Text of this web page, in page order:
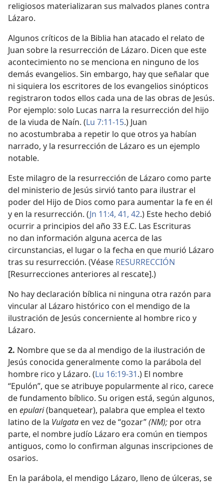
religiosos materializaran sus malvados planes contra
Lázaro.
Algunos críticos de la Biblia han atacado el relato de
Juan sobre la resurrección de Lázaro. Dicen que este
acontecimiento no se menciona en ninguno de los
demás evangelios. Sin embargo, hay que señalar que
ni siquiera los escritores de los evangelios sinópticos
registraron todos ellos cada una de las obras de Jesús.
Por ejemplo: solo Lucas narra la resurrección del hijo
de la viuda de Naín. (Lu 7:11-15.) Juan
no acostumbraba a repetir lo que otros ya habían
narrado, y la resurrección de Lázaro es un ejemplo
notable.
Este milagro de la resurrección de Lázaro como parte
del ministerio de Jesús sirvió tanto para ilustrar el
poder del Hijo de Dios como para aumentar la fe en él
y en la resurrección. (Jn 11:4, 41, 42.) Este hecho debió
ocurrir a principios del año 33 E.C. Las Escrituras
no dan información alguna acerca de las
circunstancias, el lugar o la fecha en que murió Lázaro
tras su resurrección. (Véase RESURRECCIÓN
[Resurrecciones anteriores al rescate].)
No hay declaración bíblica ni ninguna otra razón para
vincular al Lázaro histórico con el mendigo de la
ilustración de Jesús concerniente al hombre rico y
Lázaro.
2. Nombre que se da al mendigo de la ilustración de
Jesús conocida generalmente como la parábola del
hombre rico y Lázaro. (Lu 16:19-31.) El nombre
“Epulón”, que se atribuye popularmente al rico, carece
de fundamento bíblico. Su origen está, según algunos,
en epulari(banquetear), palabra que emplea el texto
latino de la Vulgata en vez de “gozar”(NM); por otra
parte, el nombre judío Lázaro era común en tiempos
antiguos, como lo confirman algunas inscripciones de
osarios.
En la parábola, el mendigo Lázaro, lleno de úlceras, se